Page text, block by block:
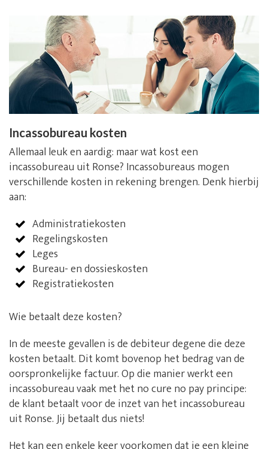
Incassobureau kosten
Allemaal leuk en aardig: maar wat kost een
incassobureau uit Ronse? Incassobureaus mogen
verschillende kosten in rekening brengen. Denk hierbij
aan:
Administratiekosten
Regelingskosten
Leges
Bureau- en dossieskosten
Registratiekosten
Wie betaalt deze kosten?
In de meeste gevallen is de debiteur degene die deze
kosten betaalt. Dit komt bovenop het bedrag van de
oorspronkelijke factuur. Op die manier werkt een
incassobureau vaak met het no cure no pay principe:
de klant betaalt voor de inzet van het incassobureau
uit Ronse. Jij betaalt dus niets!